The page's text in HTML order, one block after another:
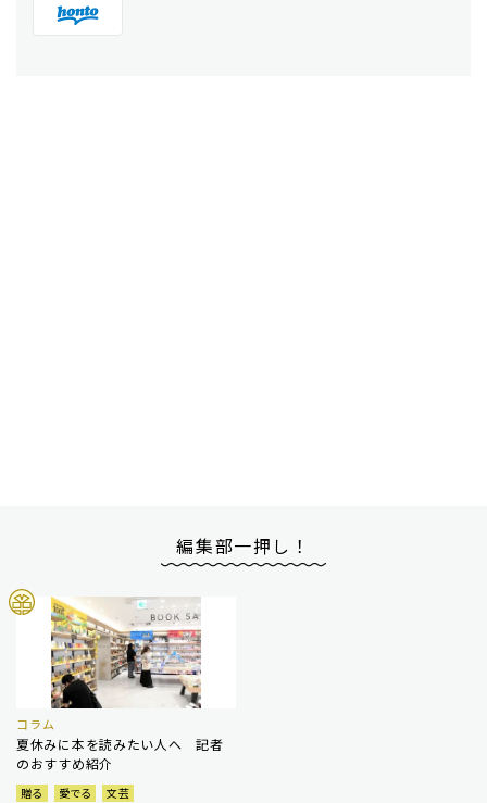
編集部一押し！
コラム
夏休みに本を読みたい人へ 記者
のおすすめ紹介
贈る 愛でる
文芸